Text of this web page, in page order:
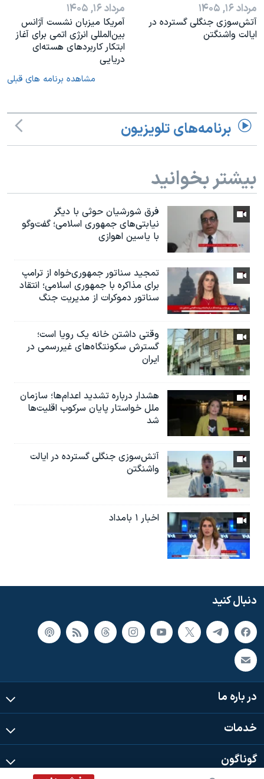
مرداد ۱۶, ۱۴۰۵
آتش‌سوزی جنگلی گسترده در
ایالت واشنگتن
مرداد ۱۶, ۱۴۰۵
آمریکا میزبان نشست آژانس
بین‌المللی انرژی اتمی برای آغاز
ابتکار کاربردهای هسته‌ای
دریایی
مشاهده برنامه های قبلی
برنامه‌های تلویزیون
بیشتر بخوانید
فرق شورشیان حوثی با دیگر
نیابتی‌های جمهوری اسلامی؛ گفت‌وگو
با یاسین اهوازی
تمجید سناتور جمهوری‌خواه از ترامپ
برای مذاکره با جمهوری اسلامی؛ انتقاد
سناتور دموکرات از مدیریت جنگ
وقتی داشتن خانه یک رویا است؛
گسترش سکونتگاه‌های غیررسمی در
ایران
هشدار درباره تشدید اعدام‌ها؛ سازمان
ملل خواستار پایان سرکوب اقلیت‌ها
شد
آتش‌سوزی جنگلی گسترده در ایالت
واشنگتن
اخبار ۱ بامداد
دنبال کنید
در باره ما
خدمات
گوناگون